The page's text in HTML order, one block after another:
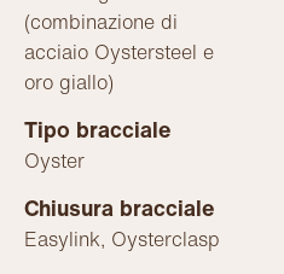
(combinazione di
acciaio Oystersteel e
oro giallo)
Tipo bracciale
Oyster
Chiusura bracciale
Easylink, Oysterclasp